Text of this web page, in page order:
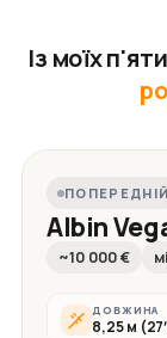
Із моїх
ПОПЕРЕДНІЙ
Albin
~10 000 €
ДОВЖИНА
8,25 м